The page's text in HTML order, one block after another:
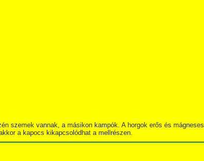
szemek vannak, a másikon kampók. A horgok erős és mágneses
a kapocs kikapcsolódhat a mellrészen.